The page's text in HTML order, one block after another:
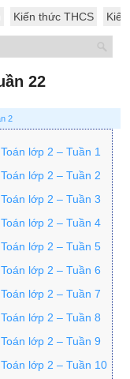
Kiến thức THCS
22
2
lớp 2 – Tuần 1
lớp 2 – Tuần 2
lớp 2 – Tuần 3
lớp 2 – Tuần 4
lớp 2 – Tuần 5
lớp 2 – Tuần 6
lớp 2 – Tuần 7
lớp 2 – Tuần 8
lớp 2 – Tuần 9
lớp 2 – Tuần 10